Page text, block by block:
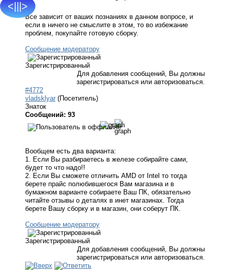
<|||>
Все зависит от ваших познаниях в данном вопросе, и
если в ничего не смыслите в этом, то во избежание
проблем, покупайте готовую сборку.
Сообщение модератору
Зарегистрированный
Для добавления сообщений, Вы должны
зарегистрироваться или авторизоваться.
#4772
vladsklyar (Посетитель)
Знаток
Сообщений: 93
Вообщем есть два варианта:
1. Если Вы разбираетесь в железе собирайте сами,
будет то что надо!!
2. Если Вы сможете отличить AMD от Intel то тогда
берете прайс полюбившегося Вам магазина и в
бумажном варианте собираете Ваш ПК, обязательно
читайте отзывы о деталях в инет магазинах. Тогда
берете Вашу сборку и в магазин, они соберут ПК.
Сообщение модератору
Зарегистрированный
Для добавления сообщений, Вы должны
зарегистрироваться или авторизоваться.